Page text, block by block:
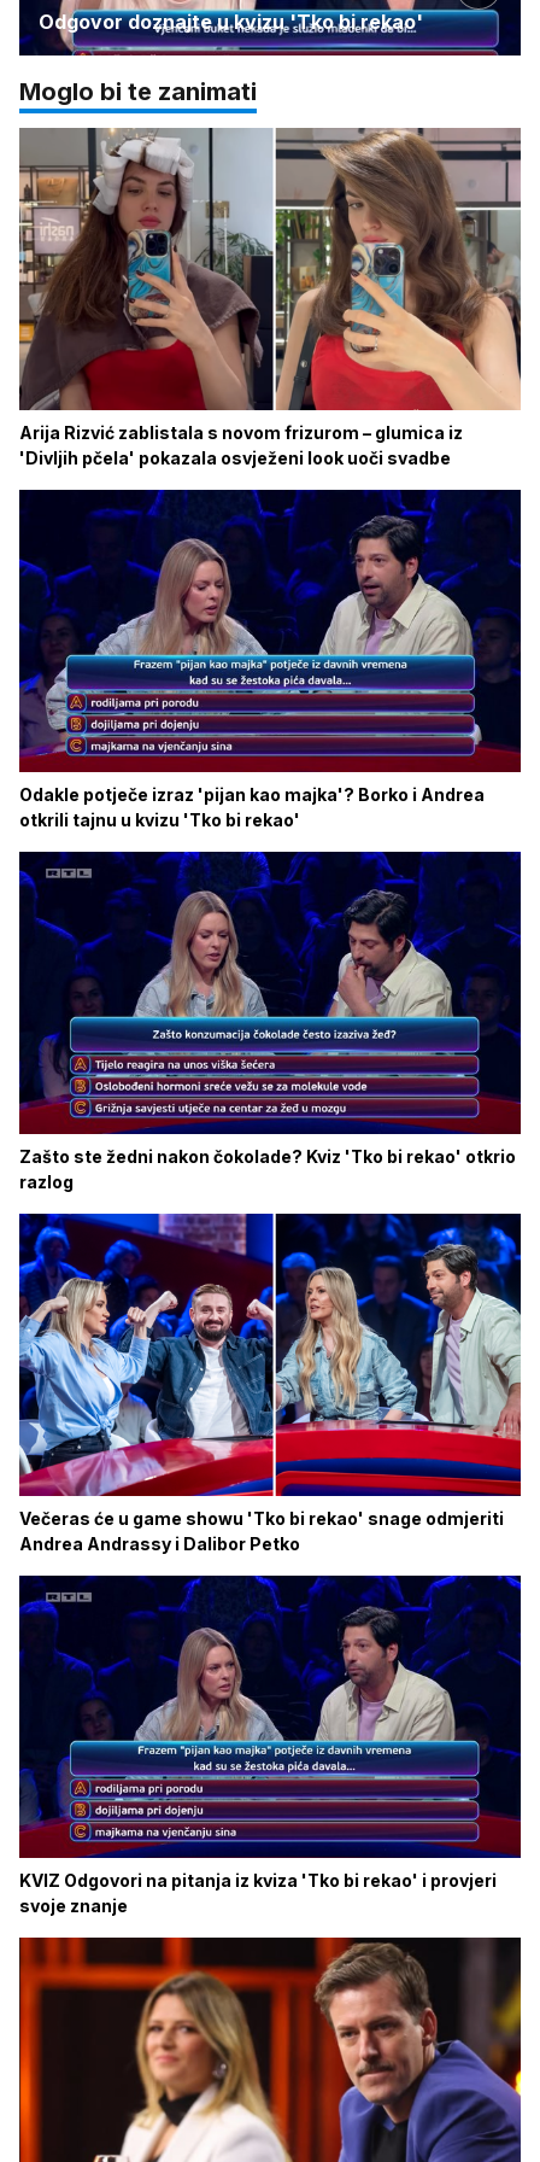
Odgovor doznajte u kvizu 'Tko bi rekao'
Moglo bi te zanimati
Arija Rizvić zablistala s novom frizurom – glumica iz
'Divljih pčela' pokazala osvježeni look uoči svadbe
Odakle potječe izraz 'pijan kao majka'? Borko i Andrea
otkrili tajnu u kvizu 'Tko bi rekao'
Zašto ste žedni nakon čokolade? Kviz 'Tko bi rekao' otkrio
razlog
Večeras će u game showu 'Tko bi rekao' snage odmjeriti
Andrea Andrassy i Dalibor Petko
KVIZ Odgovori na pitanja iz kviza 'Tko bi rekao' i provjeri
svoje znanje